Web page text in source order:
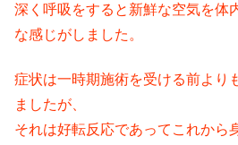
深く呼吸をすると新鮮な空気を体
な感じがしました。
症状は一時期施術を受ける前より
ましたが、
それは好転反応であってこれから